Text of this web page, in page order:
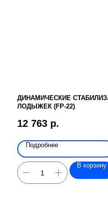
ДИНАМИЧЕСКИЕ
ЛОДЫЖЕК (FP-22)
12 763 р.
Подробнее
В корзину